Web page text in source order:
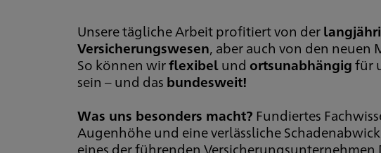
Unsere tägliche Arbeit profitiert von der
Versicherungswesen, aber auch von den
So können wirflexibelund ortsunabhängigfür
sein – und das bundesweit!
Was uns besonders macht? Fundiertes
Augenhöhe und eine verlässliche
eines der führenden Versicherungsunternehmen